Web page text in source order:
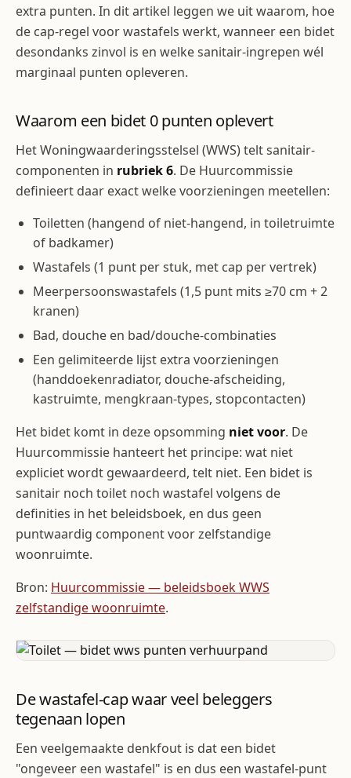
extra punten. In dit artikel leggen we uit waarom, hoe
de cap-regel voor wastafels werkt, wanneer een bidet
desondanks zinvol is en welke sanitair-ingrepen wél
marginaal punten opleveren.
Waarom een bidet 0 punten oplevert
Het Woningwaarderingsstelsel (WWS) telt sanitair-
componenten in rubriek 6. De Huurcommissie
definieert daar exact welke voorzieningen meetellen:
Toiletten (hangend of niet-hangend, in toiletruimte
of badkamer)
Wastafels (1 punt per stuk, met cap per vertrek)
Meerpersoonswastafels (1,5 punt mits ≥70 cm + 2
kranen)
Bad, douche en bad/douche-combinaties
Een gelimiteerde lijst extra voorzieningen
(handdoekenradiator, douche-afscheiding,
kastruimte, mengkraan-types, stopcontacten)
Het bidet komt in deze opsomming niet voor. De
Huurcommissie hanteert het principe: wat niet
expliciet wordt gewaardeerd, telt niet. Een bidet is
sanitair noch toilet noch wastafel volgens de
definities in het beleidsboek, en dus geen
puntwaardig component voor zelfstandige
woonruimte.
Bron: Huurcommissie — beleidsboek WWS
zelfstandige woonruimte.
De wastafel-cap waar veel beleggers
tegenaan lopen
Een veelgemaakte denkfout is dat een bidet
"ongeveer een wastafel" is en dus een wastafel-punt